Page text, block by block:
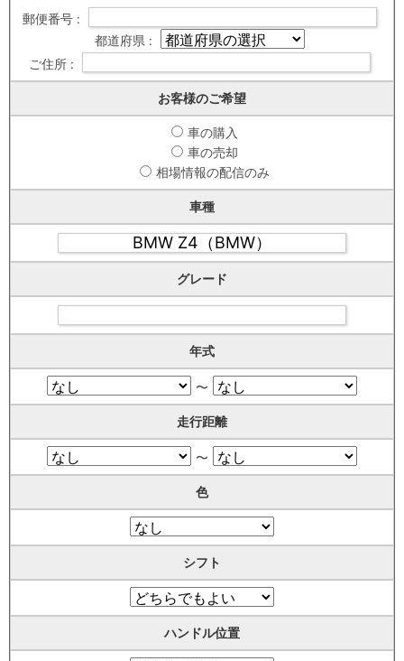
郵便番号 :
都道府県 :
ご住所 :
お客様のご希望
車の購入
車の売却
相場情報の配信のみ
車種
グレード
年式
〜
走行距離
〜
色
シフト
ハンドル位置